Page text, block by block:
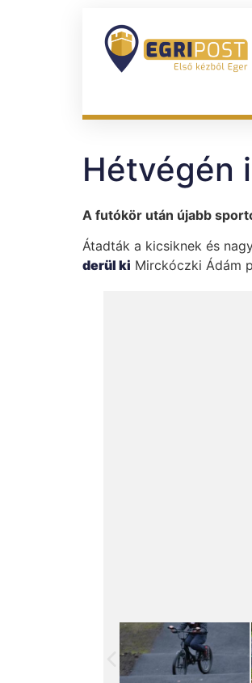
Hétvégén
A futókör után újabb
Átadták a kicsiknek és
derül ki Mirckóczki Ádám